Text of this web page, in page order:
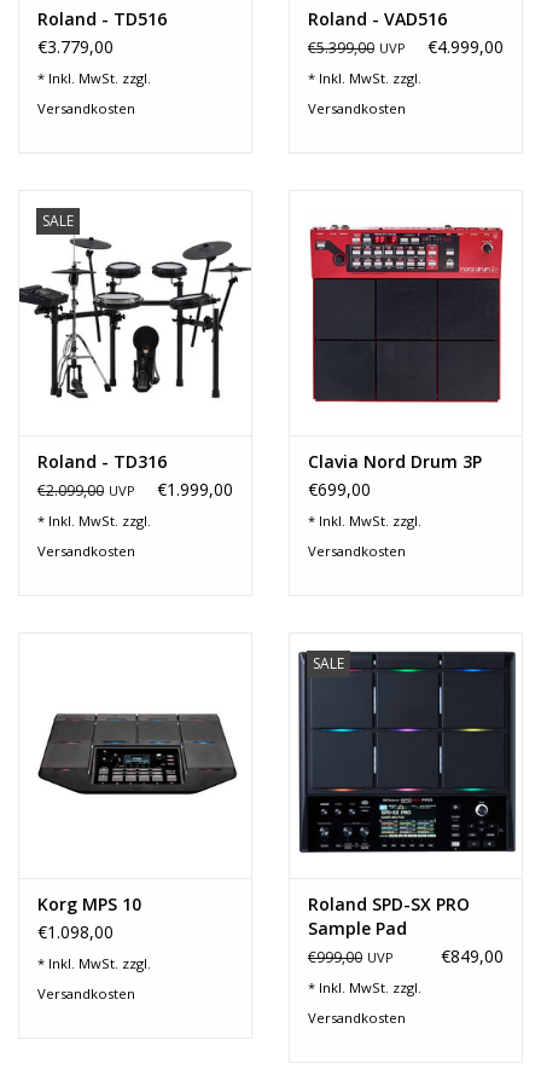
Roland - TD516
€3.779,00
* Inkl. MwSt. zzgl.
Versandkosten
Roland - VAD516
€5.399,00 UVP €4.999,00
* Inkl. MwSt. zzgl.
Versandkosten
SALE
Roland - TD316
€2.099,00 UVP €1.999,00
* Inkl. MwSt. zzgl.
Versandkosten
Clavia Nord Drum 3P
€699,00
* Inkl. MwSt. zzgl.
Versandkosten
Korg MPS 10
€1.098,00
* Inkl. MwSt. zzgl.
Versandkosten
SALE
Roland SPD-SX PRO
Sample Pad
€999,00 UVP €849,00
* Inkl. MwSt. zzgl.
Versandkosten